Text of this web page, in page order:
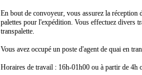
En bout de convoyeur, vous assurez la réception
palettes pour l'expédition. Vous effectuez divers
transpalette.
Vous avez occupé un poste d'agent de quai en
Horaires de travail : 16h-01h00 ou à partir de 4h